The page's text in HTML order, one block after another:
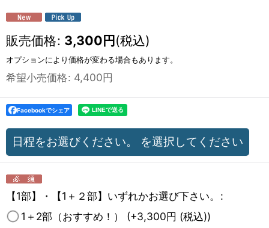
販売価格: 3,300円(税込)
オプションにより価格が変わる場合もあります。
希望小売価格: 4,400円
Facebookでシェア
日程をお選びください。 を選択してください
【1部】・【1＋２部】いずれかお選び下さい。 :
1＋2部（おすすめ！） (+3,300円 (税込))